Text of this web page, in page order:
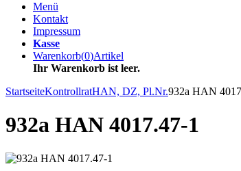
Menü
Kontakt
Impressum
Kasse
Warenkorb(0)Artikel
Ihr Warenkorb ist leer.
StartseiteKontrollratHAN, DZ, Pl.Nr.932a HAN
932a HAN 4017.47-1